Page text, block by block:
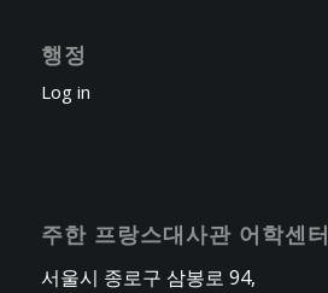
행정
Log in
주한 프랑스대사관 어학센터
서울시 종로구 삼봉로 94,